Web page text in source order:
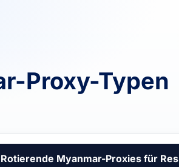
Proxy-Typen
Rotierende Myanmar-Proxies für